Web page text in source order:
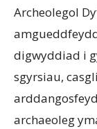
Archeolegol
digwyddiad i
sgyrsiau,
archaeoleg